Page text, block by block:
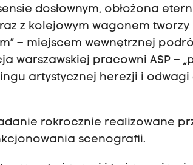
dosłownym, obłożona
z kolejowym wagonem tworzy
– miejscem wewnętrznej
warszawskiej pracowni ASP –
artystycznej herezji i odwagi
rokrocznie realizowane
scenografii.